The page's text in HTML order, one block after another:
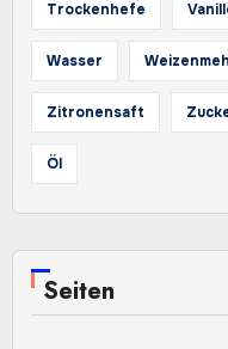
Trockenhefe
Wasser
Zitronensaft
Öl
Seiten